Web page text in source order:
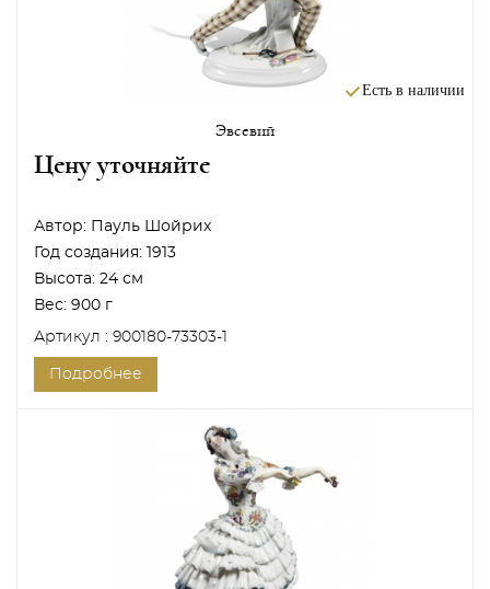
Есть в наличии
Эвсевий
Цену уточняйте
Автор:
Пауль Шойрих
Год создания:
1913
Высота: 24 см
Вес: 900 г
Артикул : 900180-73303-1
Подробнее